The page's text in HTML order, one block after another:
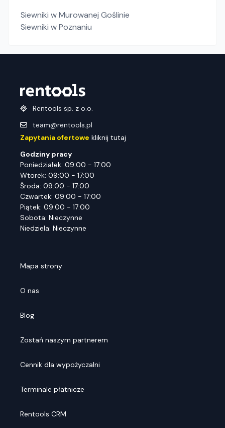
Siewniki w Murowanej Goślinie
Siewniki w Poznaniu
Rentools sp. z o.o.
team@rentools.pl
Zapytania ofertowe kliknij tutaj
Godziny pracy
Poniedziałek: 09:00 - 17:00
Wtorek: 09:00 - 17:00
Środa: 09:00 - 17:00
Czwartek: 09:00 - 17:00
Piątek: 09:00 - 17:00
Sobota: Nieczynne
Niedziela: Nieczynne
Mapa strony
O nas
Blog
Zostań naszym partnerem
Cennik dla wypożyczalni
Terminale płatnicze
Rentools CRM